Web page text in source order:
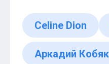
Celine Dion
Аркадий